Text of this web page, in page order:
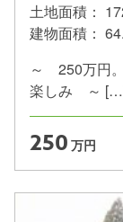
土地面積：
建物面積：
～ 250万円
楽しみ ～
250万円